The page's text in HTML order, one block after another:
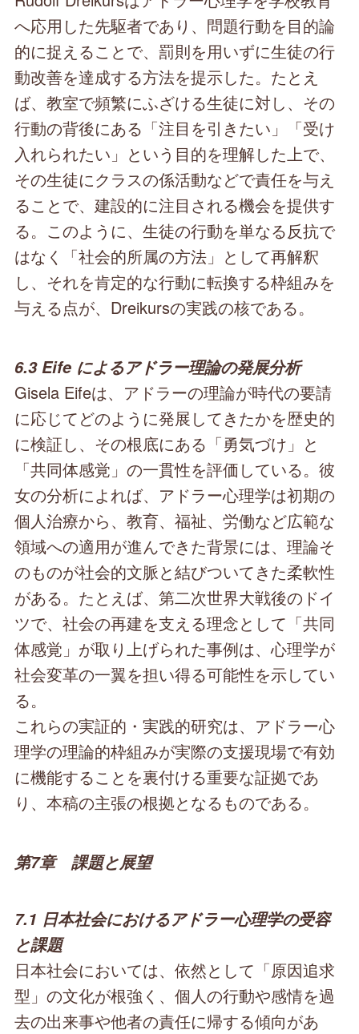
へ応用した先駆者であり、問題行動を目的論
的に捉えることで、罰則を用いずに生徒の行
動改善を達成する方法を提示した。たとえ
ば、教室で頻繁にふざける生徒に対し、その
行動の背後にある「注目を引きたい」「受け
入れられたい」という目的を理解した上で、
その生徒にクラスの係活動などで責任を与え
ることで、建設的に注目される機会を提供す
る。このように、生徒の行動を単なる反抗で
はなく「社会的所属の方法」として再解釈
し、それを肯定的な行動に転換する枠組みを
与える点が、Dreikursの実践の核である。
6.3 Eife によるアドラー理論の発展分析
Gisela Eifeは、アドラーの理論が時代の要請
に応じてどのように発展してきたかを歴史的
に検証し、その根底にある「勇気づけ」と
「共同体感覚」の一貫性を評価している。彼
女の分析によれば、アドラー心理学は初期の
個人治療から、教育、福祉、労働など広範な
領域への適用が進んできた背景には、理論そ
のものが社会的文脈と結びついてきた柔軟性
がある。たとえば、第二次世界大戦後のドイ
ツで、社会の再建を支える理念として「共同
体感覚」が取り上げられた事例は、心理学が
社会変革の一翼を担い得る可能性を示してい
る。
これらの実証的・実践的研究は、アドラー心
理学の理論的枠組みが実際の支援現場で有効
に機能することを裏付ける重要な証拠であ
り、本稿の主張の根拠となるものである。
第7章 課題と展望
7.1 日本社会におけるアドラー心理学の受容
と課題
日本社会においては、依然として「原因追求
型」の文化が根強く、個人の行動や感情を過
去の出来事や他者の責任に帰する傾向があ